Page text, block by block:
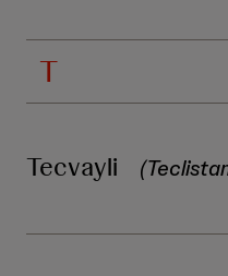
T
Tecvayli